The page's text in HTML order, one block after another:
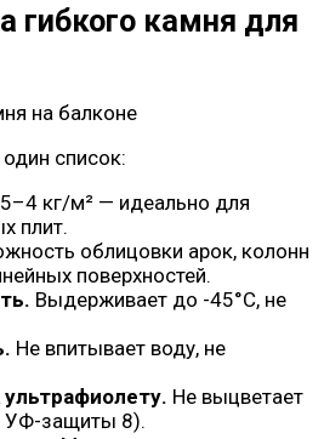
гибкого камня для
список:
кг/м² — идеально для
плит.
облицовки арок, колонн
поверхностей.
Выдерживает до -45°С, не
Не впитывает воду, не
Не выцветает
УФ-защиты 8).